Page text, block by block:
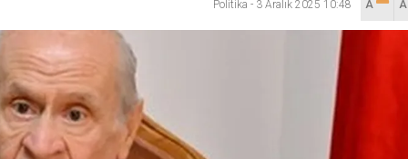
Tartışması: Belediye Başkanı Özlü’ye Yönelik Sözlere
haber” açıklaması
Valisine tepki gösterdi
Politika - 3 Aralık 2025 10:48 A